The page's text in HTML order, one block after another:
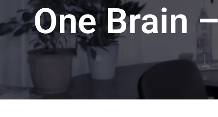
One Brain